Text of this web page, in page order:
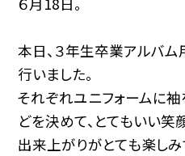
本日、３年生卒業アルバ
行いました。
それぞれユニフォームに袖
どを決めて、とてもいい笑
出来上がりがとても楽しみ